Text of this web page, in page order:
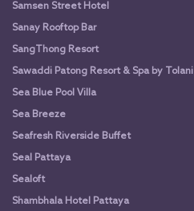
Samsen Street Hotel
Sanay Rooftop Bar
SangThong Resort
Sawaddi Patong Resort & Spa by Tolani
Sea Blue Pool Villa
Sea Breeze
Seafresh Riverside Buffet
Seal Pattaya
Sealoft
Shambhala Hotel Pattaya